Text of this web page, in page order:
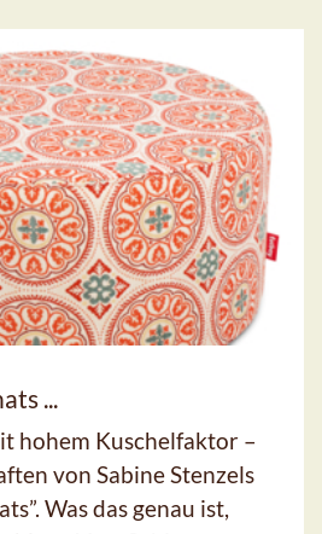
...
hohem Kuschelfaktor –
von Sabine Stenzels
Was das genau ist,